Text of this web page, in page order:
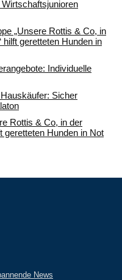
„Unsere Rottis & Co, in
hilft geretteten Hunden in
Individuelle
Sicher
Rottis & Co, in der
geretteten Hunden in Not
News